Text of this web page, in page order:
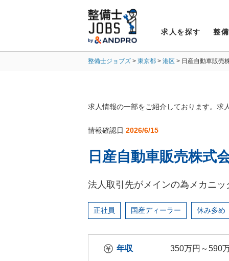
求人を探す 整
整備士ジョブズ 東京都 港区 日産自動車販売
求人情報の一部をご紹介しております。求
情報確認日 2026/6/15
日産自動車販売株式
法人取引先がメインの為メカニ
正社員 国産ディーラー 休み多め
年収 350万円～590